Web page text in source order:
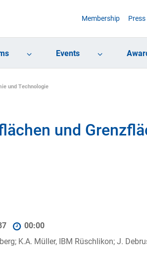
Membership Press
Events
und Technologie
und
00:00
K.A. Müller, IBM Rüschlikon; J.